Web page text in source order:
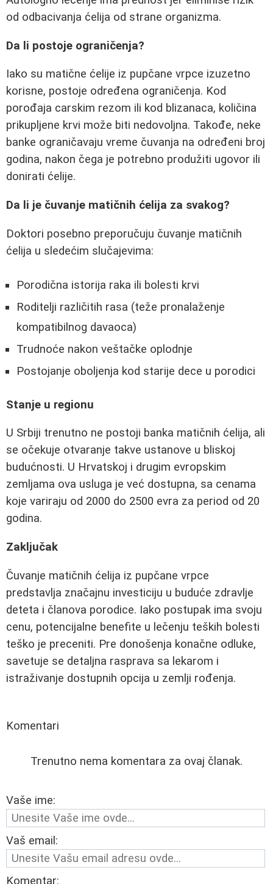
od odbacivanja ćelija od strane organizma.
Da li postoje ograničenja?
Iako su matične ćelije iz pupčane vrpce izuzetno
korisne, postoje određena ograničenja. Kod
porođaja carskim rezom ili kod blizanaca, količina
prikupljene krvi može biti nedovoljna. Takođe, neke
banke ograničavaju vreme čuvanja na određeni broj
godina, nakon čega je potrebno produžiti ugovor ili
donirati ćelije.
Da li je čuvanje matičnih ćelija za svakog?
Doktori posebno preporučuju čuvanje matičnih
ćelija u sledećim slučajevima:
Porodična istorija raka ili bolesti krvi
Roditelji različitih rasa (teže pronalaženje
kompatibilnog davaoca)
Trudnoće nakon veštačke oplodnje
Postojanje oboljenja kod starije dece u porodici
Stanje u regionu
U Srbiji trenutno ne postoji banka matičnih ćelija, ali
se očekuje otvaranje takve ustanove u bliskoj
budućnosti. U Hrvatskoj i drugim evropskim
zemljama ova usluga je već dostupna, sa cenama
koje variraju od 2000 do 2500 evra za period od 20
godina.
Zaključak
Čuvanje matičnih ćelija iz pupčane vrpce
predstavlja značajnu investiciju u buduće zdravlje
deteta i članova porodice. Iako postupak ima svoju
cenu, potencijalne benefite u lečenju teških bolesti
teško je preceniti. Pre donošenja konačne odluke,
savetuje se detaljna rasprava sa lekarom i
istraživanje dostupnih opcija u zemlji rođenja.
Komentari
Trenutno nema komentara za ovaj članak.
Vaše ime:
Vaš email:
Komentar: